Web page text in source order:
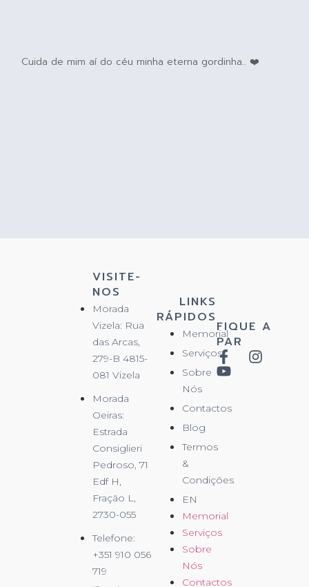
Cuida de mim aí do céu minha eterna gordinha.. ❤️
VISITE-
NOS
Morada
Vizela: Rua
das Arcas,
279-B 4815-
081 Vizela
Morada
Oeiras:
Estrada
Consiglieri
Pedroso, 71
Edf H,
Fração L,
2730-055
Telefone:
+351 910 056
719
LINKS
RÁPIDOS
Memorial
Serviços
Sobre
Nós
Contactos
Blog
Termos
&
Condições
EN
Memorial
Serviços
Sobre
Nós
Contactos
FIQUE A
PAR